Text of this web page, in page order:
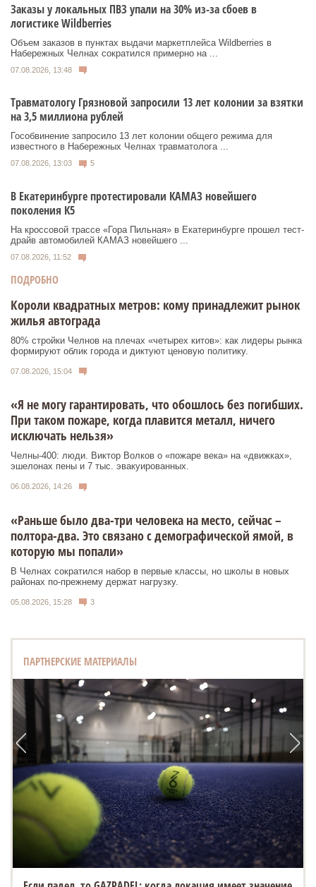
Заказы у локальных ПВЗ упали на 30% из-за сбоев в
логистике Wildberries
Объем заказов в пунктах выдачи маркетплейса Wildberries в
Набережных Челнах сократился примерно на ...
07.08.2026, 13:48
Травматологу Грязновой запросили 13 лет колонии за взятки
на 3,5 миллиона рублей
Гособвинение запросило 13 лет колонии общего режима для
известного в Набережных Челнах травматолога ...
07.08.2026, 13:03 5
В Екатеринбурге протестировали КАМАЗ новейшего
поколения К5
На кроссовой трассе «Гора Пильная» в Екатеринбурге прошел тест-
драйв автомобилей КАМАЗ новейшего ...
07.08.2026, 11:52
ПОДРОБНО
Короли квадратных метров: кому принадлежит рынок
жилья автограда
80% стройки Челнов на плечах «четырех китов»: как лидеры рынка
формируют облик города и диктуют ценовую политику.
07.08.2026, 15:04
«Я не могу гарантировать, что обошлось без погибших.
При таком пожаре, когда плавится металл, ничего
исключать нельзя»
Челны-400: люди. Виктор Волков о «пожаре века» на «движках»,
эшелонах пены и 7 тыс. эвакуированных.
06.08.2026, 14:26
«Раньше было два-три человека на место, сейчас –
полтора-два. Это связано с демографической ямой, в
которую мы попали»
В Челнах сократился набор в первые классы, но школы в новых
районах по-прежнему держат нагрузку.
05.08.2026, 15:28 3
ПАРТНЕРСКИЕ МАТЕРИАЛЫ